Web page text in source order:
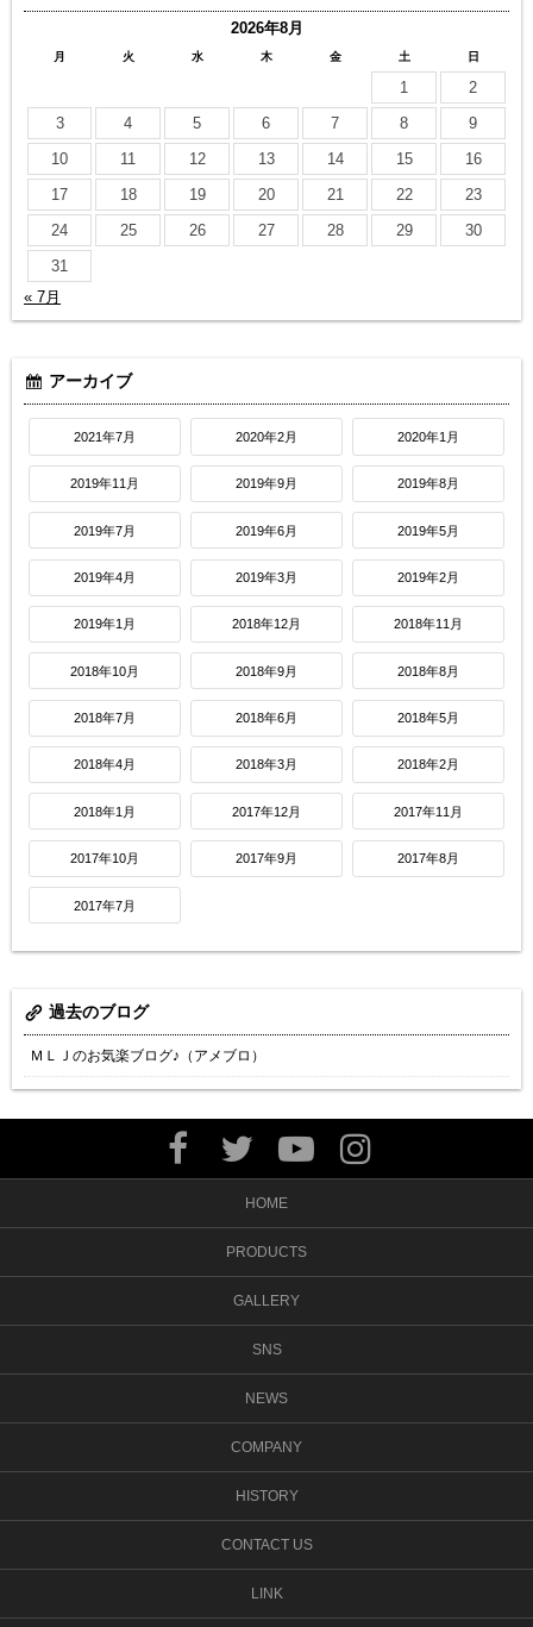
2026年8月
月 火 水 木 金 土 日
1
2
3
4 5 6 7 8
9
10
11 12 13 14 15
16
17
18 19 20 21 22
23
24
25 26 27 28 29
30
31
« 7月
アーカイブ
2021年7月 2020年2月 2020年1月
2019年11月 2019年9月 2019年8月
2019年7月 2019年6月 2019年5月
2019年4月 2019年3月 2019年2月
2019年1月 2018年12月 2018年11月
2018年10月 2018年9月 2018年8月
2018年7月 2018年6月 2018年5月
2018年4月 2018年3月 2018年2月
2018年1月 2017年12月 2017年11月
2017年10月 2017年9月 2017年8月
2017年7月
過去のブログ
ＭＬＪのお気楽ブログ♪（アメブロ）
HOME
PRODUCTS
GALLERY
SNS
NEWS
COMPANY
HISTORY
CONTACT US
LINK